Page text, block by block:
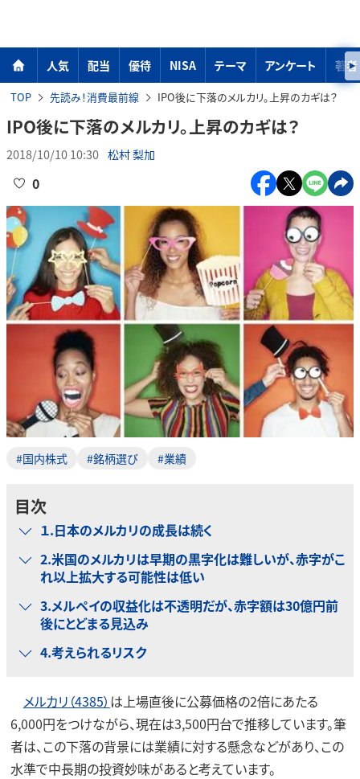
人気 配当 優待 NISA テーマ アンケート 著者
TOP 先読み！消費最前線 IPO後に下落のメルカリ。上昇のカギは？
IPO後に下落のメルカリ。上昇のカギは？
2018/10/10 10:30 松村 梨加
0
#国内株式 #銘柄選び #業績
目次
１.日本のメルカリの成長は続く
2.米国のメルカリは早期の黒字化は難しいが、赤字がこ
れ以上拡大する可能性は低い
3.メルペイの収益化は不透明だが、赤字額は30億円前
後にとどまる見込み
4.考えられるリスク
メルカリ（4385） は上場直後に公募価格の2倍にあたる
6,000円をつけながら、現在は3,500円台で推移しています。筆
者は、この下落の背景には業績に対する懸念などがあり、この
水準で中長期の投資妙味があると考えています。